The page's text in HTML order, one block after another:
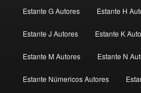
Estante G Autores Estante H
Estante J Autores Estante K
Estante M Autores Estante N
Estante Númericos Autores